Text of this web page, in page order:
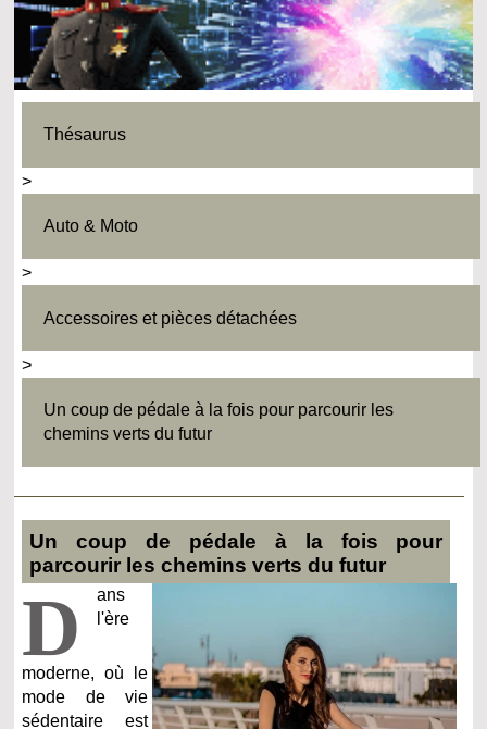
Thésaurus
>
Auto & Moto
>
Accessoires et pièces détachées
>
Un coup de pédale à la fois pour parcourir les
chemins verts du futur
Un coup de pédale à la fois pour
parcourir les chemins verts du futur
D
ans
l'ère
moderne, où le
mode de vie
sédentaire est